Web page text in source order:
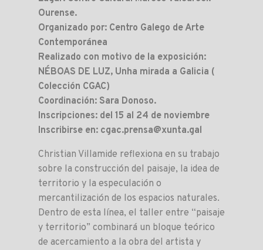
Ourense.
Organizado por: Centro Galego de Arte
Contemporánea
Realizado con motivo de la exposición:
NÉBOAS DE LUZ, Unha mirada a Galicia (
Colección CGAC)
Coordinación: Sara Donoso.
Inscripciones: del 15 al 24 de noviembre
Inscribirse en: cgac.prensa@xunta.gal
Christian Villamide reflexiona en su trabajo
sobre la construcción del paisaje, la idea de
territorio y la especulación o
mercantilización de los espacios naturales.
Dentro de esta línea, el taller entre “paisaje
y territorio” combinará un bloque teórico
de acercamiento a la obra del artista y